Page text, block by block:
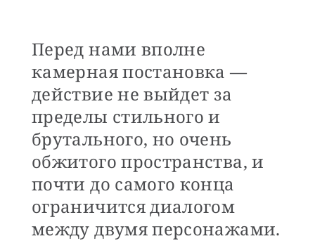
Перед нами вполне
камерная постановка —
действие не выйдет за
пределы стильного и
брутального, но очень
обжитого пространства, и
почти до самого конца
ограничится диалогом
между двумя персонажами.